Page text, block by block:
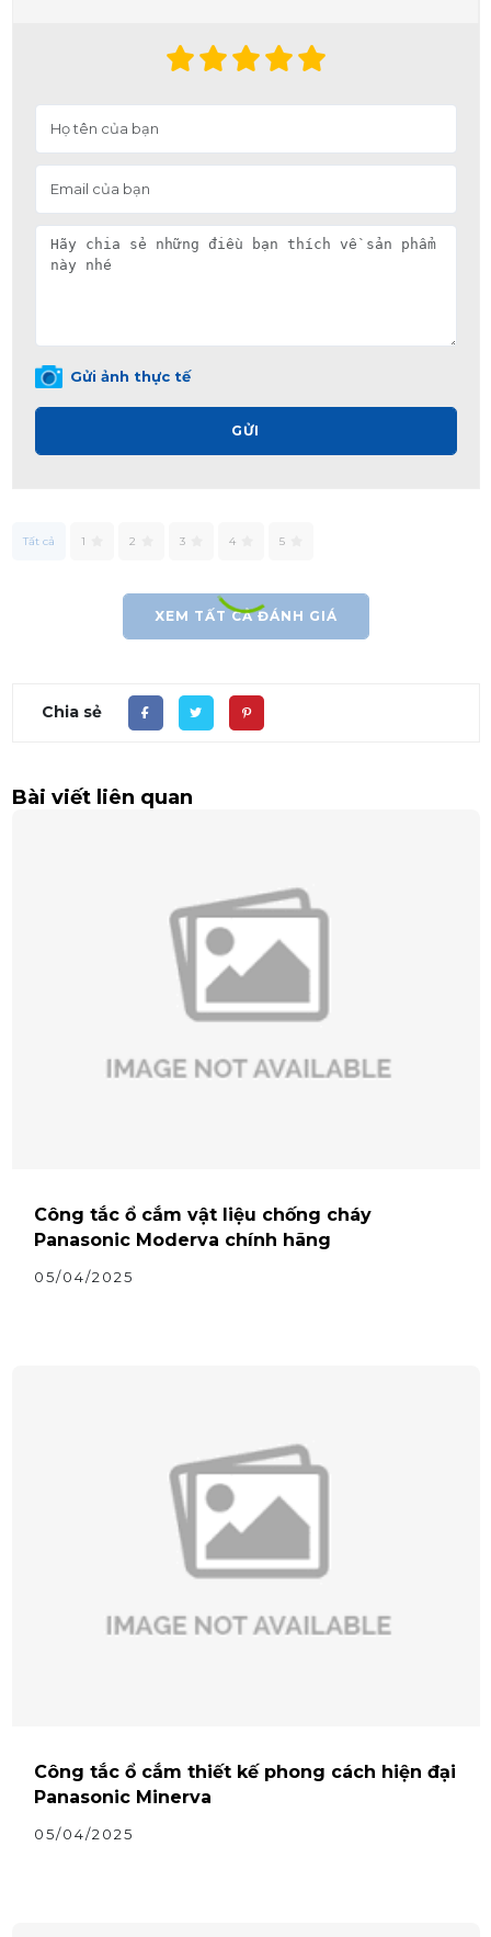
Gửi ảnh thực tế
GỬI
Tất cả 1 2 3 4 5
XEM TẤT CẢ ĐÁNH GIÁ
Chia sẻ
Bài viết liên quan
Công tắc ổ cắm vật liệu chống cháy
Panasonic Moderva chính hãng
05/04/2025
Công tắc ổ cắm thiết kế phong cách hiện đại
Panasonic Minerva
05/04/2025